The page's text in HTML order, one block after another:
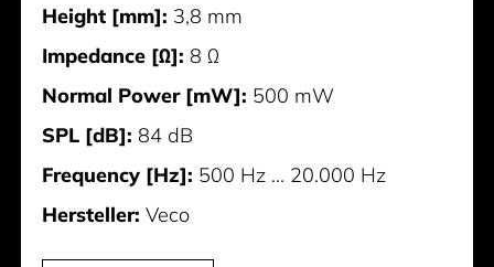
Height [mm]: 3,8 mm
Impedance [Ω]: 8 Ω
Normal Power [mW]: 500 mW
SPL [dB]: 84 dB
Frequency [Hz]: 500 Hz ... 20.000 Hz
Hersteller: Veco